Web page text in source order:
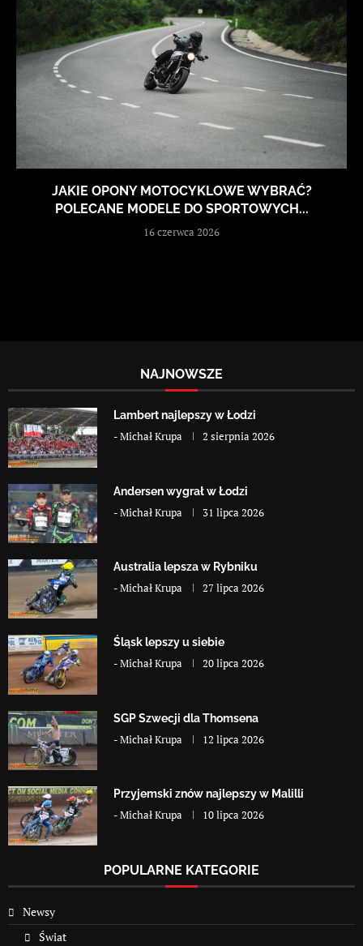
JAKIE OPONY MOTOCYKLOWE WYBRAĆ?
POLECANE MODELE DO SPORTOWYCH...
16 czerwca 2026
NAJNOWSZE
Lambert najlepszy w Łodzi
-Michał Krupa 2 sierpnia 2026
Andersen wygrał w Łodzi
-Michał Krupa 31 lipca 2026
Australia lepsza w Rybniku
-Michał Krupa 27 lipca 2026
Śląsk lepszy u siebie
-Michał Krupa 20 lipca 2026
SGP Szwecji dla Thomsena
-Michał Krupa 12 lipca 2026
Przyjemski znów najlepszy w Malilli
-Michał Krupa 10 lipca 2026
POPULARNE KATEGORIE
Newsy
Świat